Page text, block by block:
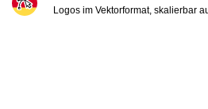
Logos im Vektorformat, skalierbar